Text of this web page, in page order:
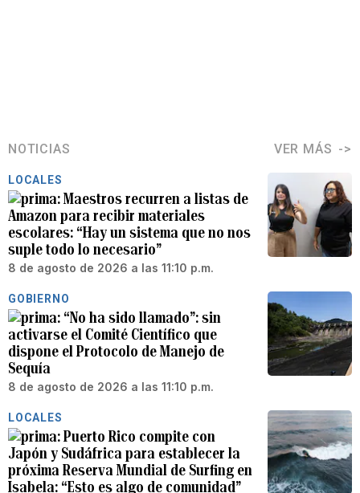
NOTICIAS VER MÁS
LOCALES
Maestros recurren a listas de
Amazon para recibir materiales
escolares: “Hay un sistema que no nos
suple todo lo necesario”
8 de agosto de 2026 a las 11:10 p.m.
GOBIERNO
“No ha sido llamado”: sin
activarse el Comité Científico que
dispone el Protocolo de Manejo de
Sequía
8 de agosto de 2026 a las 11:10 p.m.
LOCALES
Puerto Rico compite con
Japón y Sudáfrica para establecer la
próxima Reserva Mundial de Surfing en
Isabela: “Esto es algo de comunidad”